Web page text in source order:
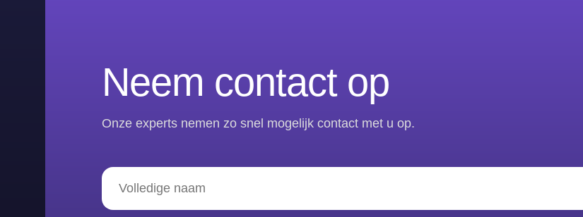
Neem contact op
Onze experts nemen zo snel mogelijk contact met u op.